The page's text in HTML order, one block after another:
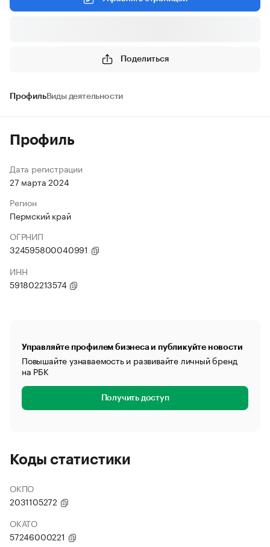
Поделиться
ПрофильВиды деятельности
Профиль
Дата регистрации
27 марта 2024
Регион
Пермский край
ОГРНИП
324595800040991
ИНН
591802213574
Управляйте профилем бизнеса и публикуйте новости
Повышайте узнаваемость и развивайте личный бренд
на РБК
Получить доступ
Коды статистики
ОКПО
2031105272
ОКАТО
57246000221